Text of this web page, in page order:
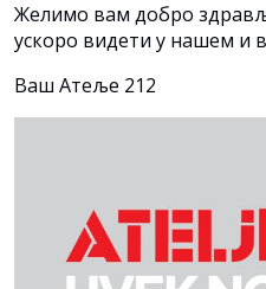
Желимо вам добро
ускоро видети у нашем и
Ваш Атеље 212